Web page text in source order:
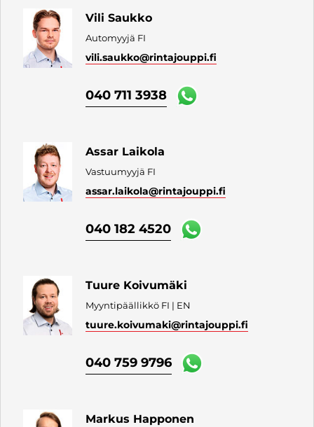
Vili Saukko
Automyyjä FI
vili.saukko@rintajouppi.fi
040 711 3938
Assar Laikola
Vastuumyyjä FI
assar.laikola@rintajouppi.fi
040 182 4520
Tuure Koivumäki
Myyntipäällikkö FI | EN
tuure.koivumaki@rintajouppi.fi
040 759 9796
Markus Happonen